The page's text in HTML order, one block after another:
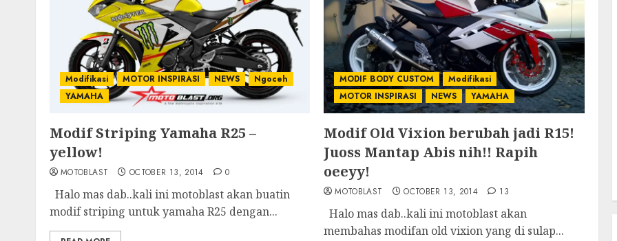
Modifikasi MOTOR INSPIRASI NEWS
Ngoceh
YAMAHA
Modif Striping Yamaha R25 –
yellow!
MOTOBLAST OCTOBER 13, 2014 0
Halo mas dab..kali ini motoblast akan buatin
modif striping untuk yamaha R25 dengan...
MODIF BODY CUSTOM
Modifikasi
MOTOR INSPIRASI
NEWS YAMAHA
Modif Old Vixion berubah jadi R15!
Juoss Mantap Abis nih!! Rapih
oeeyy!
MOTOBLAST OCTOBER 13, 2014 13
Halo mas dab..kali ini motoblast akan
membahas modifan old vixion yang di sulap...